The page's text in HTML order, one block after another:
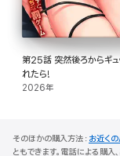
第25話 突然後ろからギ
れたら!
2026年
そのほかの購入方法： お近く
ともできます。電話による